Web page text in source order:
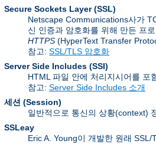
Secure Sockets Layer (SSL)
Netscape Communications사가
신 인증과 암호화를 위해 만든 프
HTTPS (HyperText Transfer
참고: SSL/TLS 암호화
Server Side Includes (SSI)
HTML 파일 안에 처리지시어를 포
참고: Server Side Includes 소개
세션 (Session)
일반적으로 통신의 상황(context)
SSLeay
Eric A. Young이 개발한 원래 SSL/